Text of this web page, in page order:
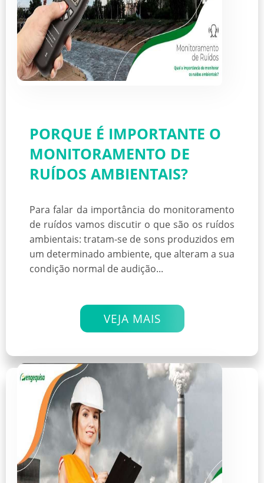
PORQUE É IMPORTANTE O
MONITORAMENTO DE
RUÍDOS AMBIENTAIS?
Para falar da importância do monitoramento
de ruídos vamos discutir o que são os ruídos
ambientais: tratam-se de sons produzidos em
um determinado ambiente, que alteram a sua
condição normal de audição...
VEJA MAIS